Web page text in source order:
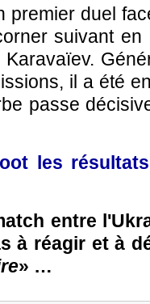
premier duel
suivant en
il a été
passe
les
entre
à réagir et à
» …